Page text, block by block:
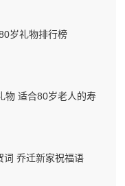
岁礼物排行榜
物 适合80岁老人的寿
词 乔迁新家祝福语